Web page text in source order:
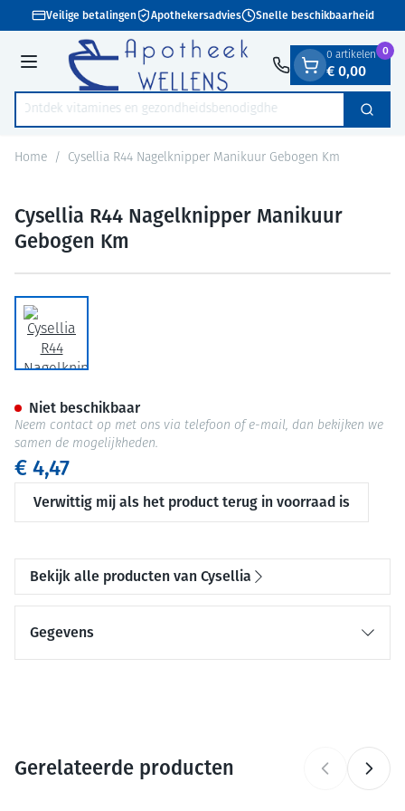
Ga naar de inhoud
1 van 1Veilige betalingen Apothekersadvies Snelle beschikbaarheid
Menu
Product, merk, categorie...
Ontdek vitamines en gezondheidsbeno Zoek
0 artikelen
€ 0,00
0
Home / Cysellia R44 Nagelknipper Manikuur Gebogen Km
Cysellia R44 Nagelknipper Manikuur
Gebogen Km
€ 4,47
Verwittig mij als het product terug in voorraad is
Niet beschikbaar
Neem contact op met ons via telefoon of e-mail, dan bekijken we
samen de mogelijkheden.
Bekijk alle producten van Cysellia
Gegevens
Merken Cysellia
Gerelateerde producten